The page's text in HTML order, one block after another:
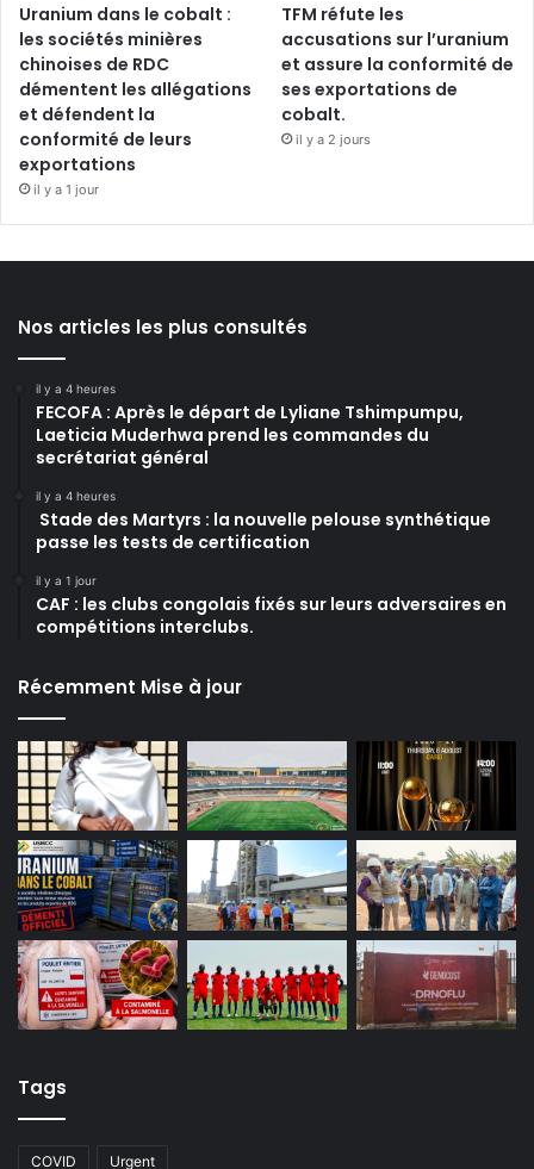
Uranium dans le cobalt :
les sociétés minières
chinoises de RDC
démentent les allégations
et défendent la
conformité de leurs
exportations
il y a 1 jour
TFM réfute les
accusations sur l’uranium
et assure la conformité de
ses exportations de
cobalt.
il y a 2 jours
Nos articles les plus consultés
il y a 4 heures
FECOFA : Après le départ de Lyliane Tshimpumpu,
Laeticia Muderhwa prend les commandes du
secrétariat général
il y a 4 heures
Stade des Martyrs : la nouvelle pelouse synthétique
passe les tests de certification
il y a 1 jour
CAF : les clubs congolais fixés sur leurs adversaires en
compétitions interclubs.
Récemment Mise à jour
Tags
COVID Urgent